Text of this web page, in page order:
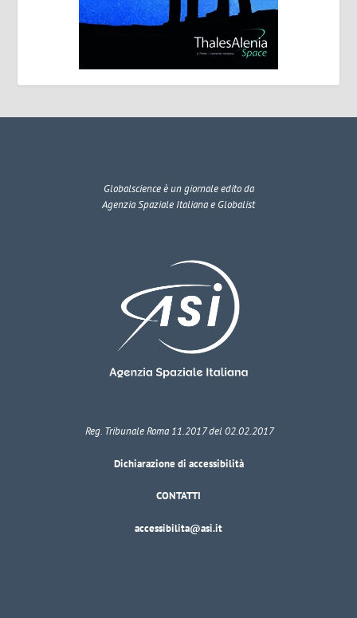
Globalscienceè un giornale edito da
Agenzia Spaziale Italiana e Globalist
Reg. Tribunale Roma 11.2017 del 02.02.2017
Dichiarazione di accessibilità
CONTATTI
accessibilita@asi.it